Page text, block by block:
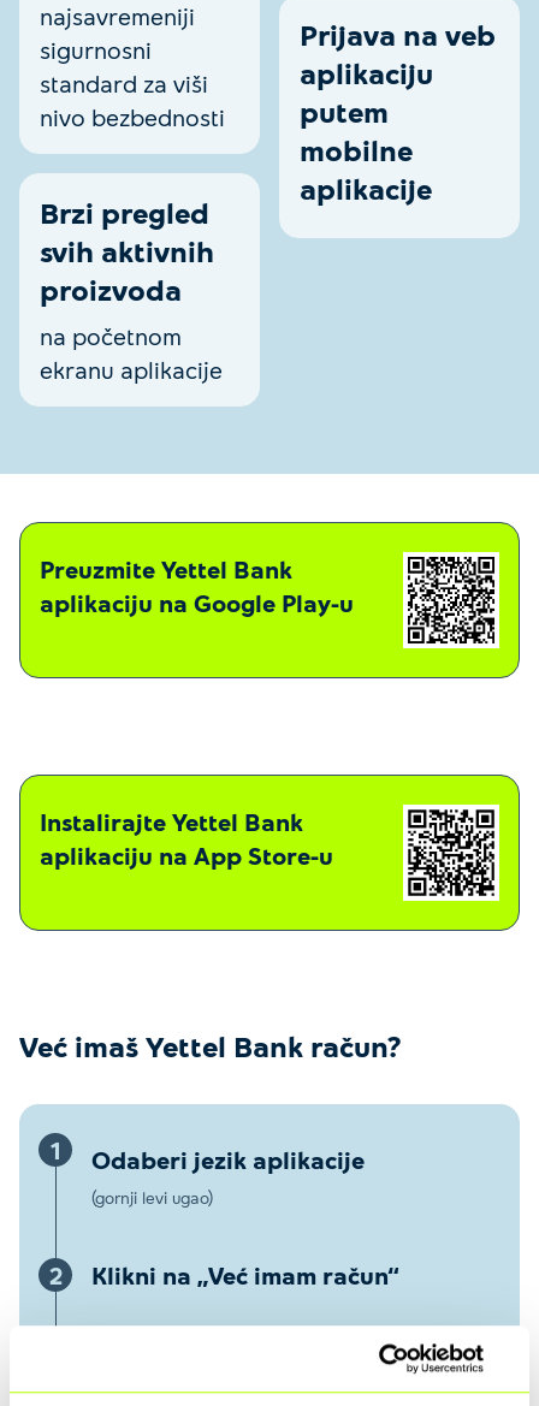
najsavremeniji
sigurnosni
standard za viši
nivo bezbednosti
Brzi pregled
svih aktivnih
proizvoda
na početnom
ekranu aplikacije
Prijava na veb
aplikaciju
putem
mobilne
aplikacije
Preuzmite Yettel Bank
aplikaciju na Google Play-u
Instalirajte Yettel Bank
aplikaciju na App Store-u
Već imaš Yettel Bank račun?
1 Odaberi jezik aplikacije
(gornji levi ugao)
2 Klikni na „Već imam račun“